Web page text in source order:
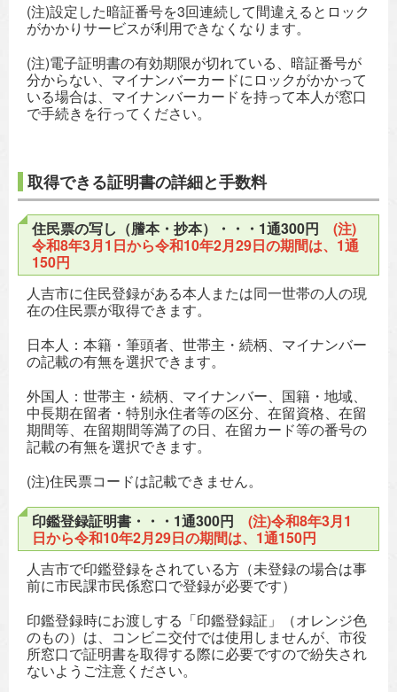
(注)設定した暗証番号を3回連続して間違えるとロック
がかかりサービスが利用できなくなります。
(注)電子証明書の有効期限が切れている、暗証番号が
分からない、マイナンバーカードにロックがかかって
いる場合は、マイナンバーカードを持って本人が窓口
で手続きを行ってください。
取得できる証明書の詳細と手数料
住民票の写し（謄本・抄本）・・・1通300円
(注)
令和8年3月1日から令和10年2月29日の期間は、1通
150円
人吉市に住民登録がある本人または同一世帯の人の現
在の住民票が取得できます。
日本人：本籍・筆頭者、世帯主・続柄、マイナンバー
の記載の有無を選択できます。
外国人：世帯主・続柄、マイナンバー、国籍・地域、
中長期在留者・特別永住者等の区分、在留資格、在留
期間等、在留期間等満了の日、在留カード等の番号の
記載の有無を選択できます。
(注)住民票コードは記載できません。
印鑑登録証明書・・・1通300円
(注)令和8年3月1
日から令和10年2月29日の期間は、1通150円
人吉市で印鑑登録をされている方（未登録の場合は事
前に市民課市民係窓口で登録が必要です）
印鑑登録時にお渡しする「印鑑登録証」（オレンジ色
のもの）は、コンビニ交付では使用しませんが、市役
所窓口で証明書を取得する際に必要ですので紛失され
ないようご注意ください。